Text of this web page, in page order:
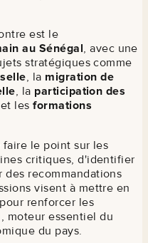
est le
au Sénégal, avec une
stratégiques comme
, la migration de
, la participation des
lesformations
le point sur les
critiques, d'identifier
recommandations
visent à mettre en
renforcer les
moteur essentiel du
du pays.